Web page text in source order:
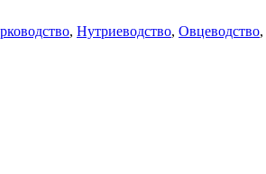
, Нутриеводство, Овцеводство,